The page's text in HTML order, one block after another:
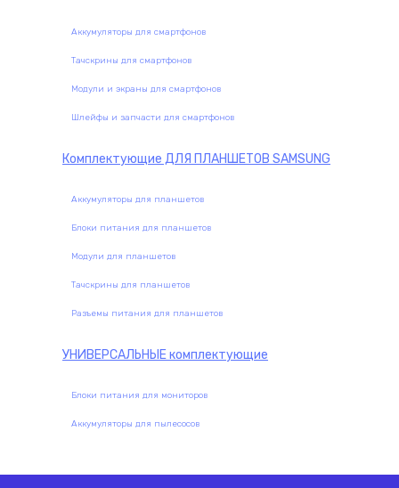
Аккумуляторы для смартфонов
Тачскрины для смартфонов
Модули и экраны для смартфонов
Шлейфы и запчасти для смартфонов
Комплектующие ДЛЯ ПЛАНШЕТОВ SAMSUNG
Аккумуляторы для планшетов
Блоки питания для планшетов
Модули для планшетов
Тачскрины для планшетов
Разъемы питания для планшетов
УНИВЕРСАЛЬНЫЕкомплектующие
Блоки питания для мониторов
Аккумуляторы для пылесосов